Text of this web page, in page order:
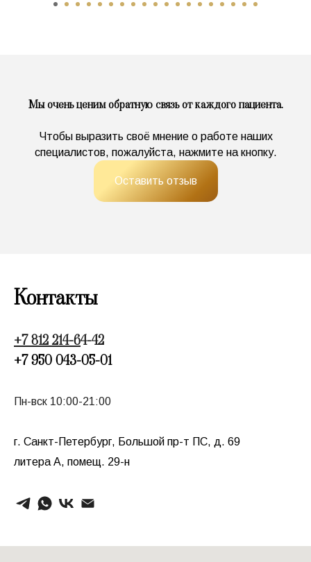
Мы очень ценим обратную связь от каждого пациента.
Чтобы выразить своё мнение о работе наших
специалистов, пожалуйста, нажмите на кнопку.
Оставить отзыв
Контакты
+7 812 214-64-42
+7 950 043-05-01
Пн-вск 10:00-21:00
г. Санкт-Петербург, Большой пр-т ПС, д. 69
литера А, помещ. 29-н